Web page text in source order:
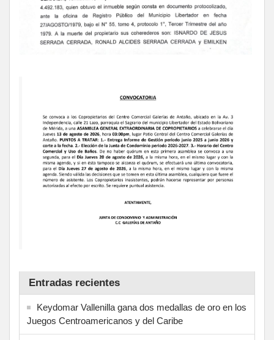
Entradas recientes
Keydomar Vallenilla gana dos medallas de oro en los
Juegos Centroamericanos y del Caribe